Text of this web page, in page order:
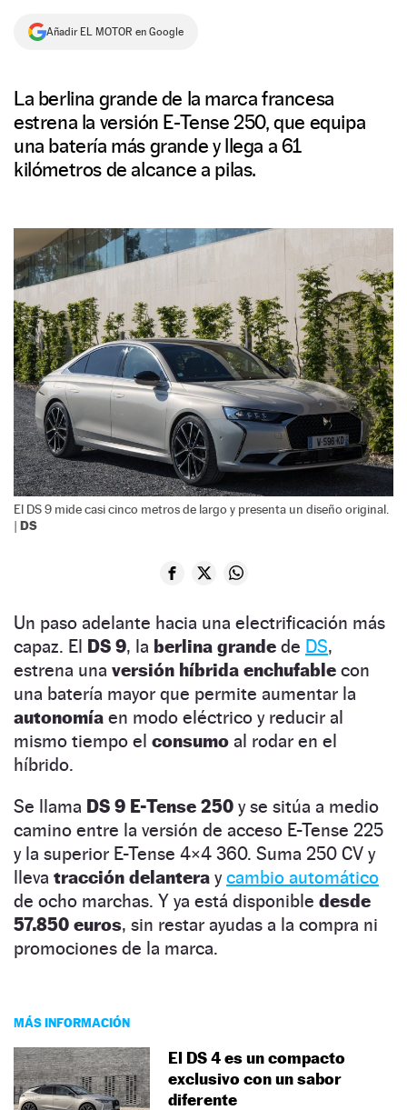
NEWSLETTER
Añadir EL MOTOR en Google
La berlina grande de la marca francesa
estrena la versión E-Tense 250, que equipa
una batería más grande y llega a 61
kilómetros de alcance a pilas.
El DS 9 mide casi cinco metros de largo y presenta un diseño original.
| DS
Un paso adelante hacia una electrificación más
capaz. El DS 9, la berlina grande de DS,
estrena una versión híbrida enchufable con
una batería mayor que permite aumentar la
autonomía en modo eléctrico y reducir al
mismo tiempo el consumo al rodar en el
híbrido.
Se llama DS 9 E-Tense 250 y se sitúa a medio
camino entre la versión de acceso E-Tense 225
y la superior E-Tense 4×4 360. Suma 250 CV y
lleva tracción delantera ycambio automático
de ocho marchas. Y ya está disponible desde
57.850 euros, sin restar ayudas a la compra ni
promociones de la marca.
MÁS INFORMACIÓN
El DS 4 es un compacto
exclusivo con un sabor
diferente